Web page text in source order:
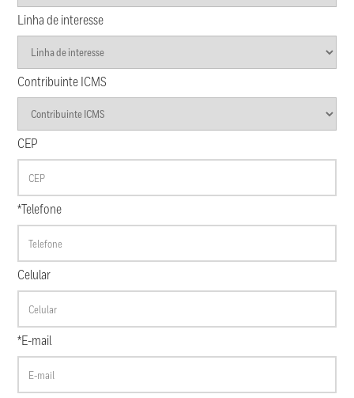
Linha de interesse
Contribuinte ICMS
CEP
*Telefone
Celular
*E-mail